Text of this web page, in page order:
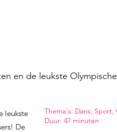
en de leukste
leukste
De
​Thema's: Dans, Sport,
Duur: 47 minuten